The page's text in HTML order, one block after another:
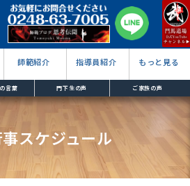
師範紹介 指導員紹介 もっと見る
言葉 門下生の声 ご家族の声
スケジュール